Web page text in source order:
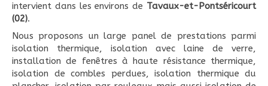
intervient dans les environs de Tavaux-et-Pontséricourt
(02).
Nous proposons un large panel de prestations parmi
isolation thermique, isolation avec laine de verre,
installation de fenêtres à haute résistance thermique,
isolation de combles perdues, isolation thermique du